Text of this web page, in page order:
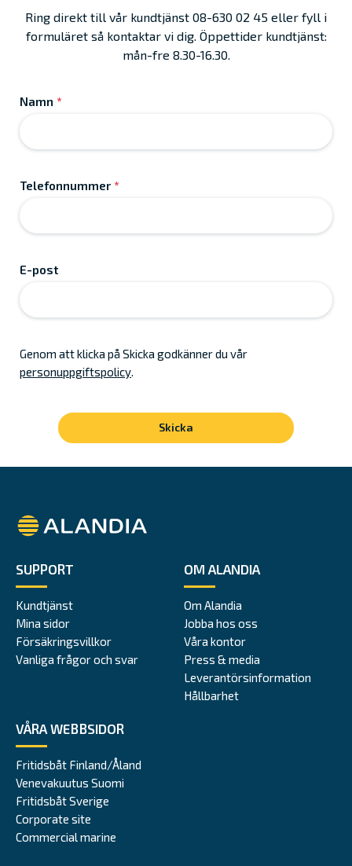
Ring direkt till vår kundtjänst 08-630 02 45 eller fyll i
formuläret så kontaktar vi dig. Öppettider kundtjänst:
mån-fre 8.30-16.30.
Namn *
Telefonnummer *
E-post
Genom att klicka på Skicka godkänner du vår
personuppgiftspolicy.
Alandia
SUPPORT
Kundtjänst
Mina sidor
Försäkringsvillkor
Vanliga frågor och svar
OM ALANDIA
Om Alandia
Jobba hos oss
Våra kontor
Press & media
Leverantörsinformation
Hållbarhet
VÅRA WEBBSIDOR
Fritidsbåt Finland/Åland
Venevakuutus Suomi
Fritidsbåt Sverige
Corporate site
Commercial marine